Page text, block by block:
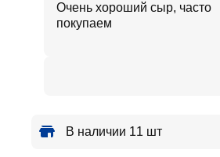
Очень хороший сыр, часто
покупаем
В наличии 11 шт